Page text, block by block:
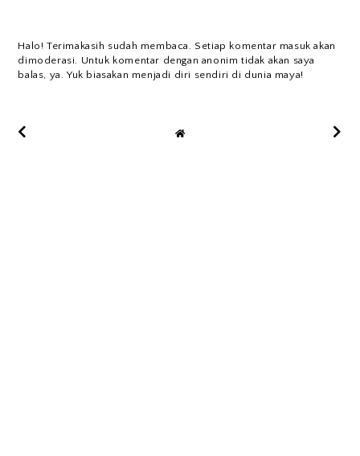
Halo! Terimakasih sudah membaca. Setiap komentar masuk akan
dimoderasi. Untuk komentar dengan anonim tidak akan saya
balas, ya. Yuk biasakan menjadi diri sendiri di dunia maya!